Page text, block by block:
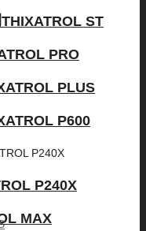
ST
PRO
PLUS
P600
P240X
MAX